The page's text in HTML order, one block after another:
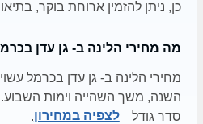
כן, ניתן להזמין ארוחת בוקר,
מה מחירי הלינה ב- גן עדן
מחירי הלינה ב- גן עדן בכרמל
השנה, משך השהייה וימות
סדר גודל
לצפיה במחירון.